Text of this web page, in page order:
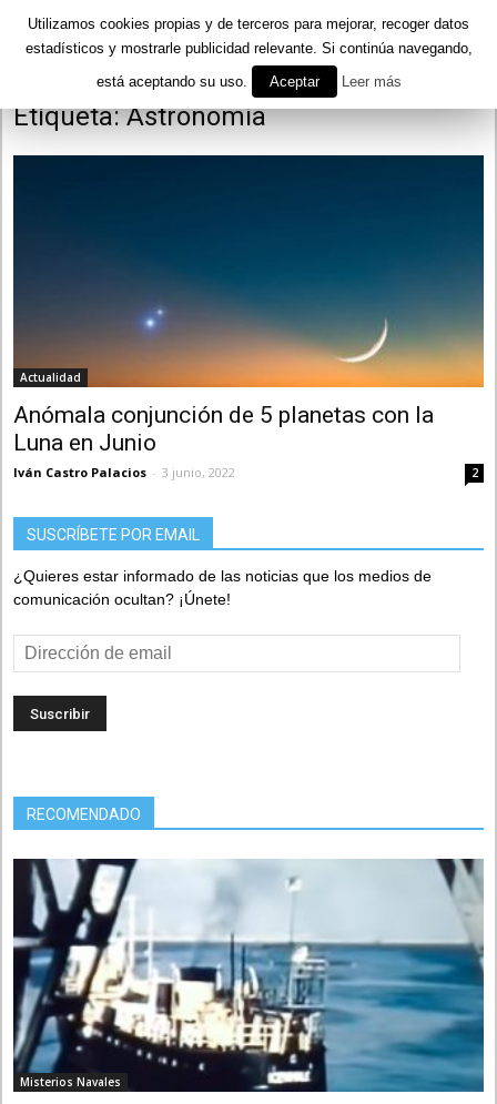
Etiquetas Astronomía
Etiqueta: Astronomía
Actualidad
Anómala conjunción de 5 planetas con la
Luna en Junio
Iván Castro Palacios - 3 junio, 2022 2
SUSCRÍBETE POR EMAIL
¿Quieres estar informado de las noticias que los medios de
comunicación ocultan? ¡Únete!
Dirección
de
email
RECOMENDADO
Misterios Navales
Utilizamos cookies propias y de terceros para mejorar, recoger datos
estadísticos y mostrarle publicidad relevante. Si continúa navegando,
está aceptando su uso.
Aceptar Leer más